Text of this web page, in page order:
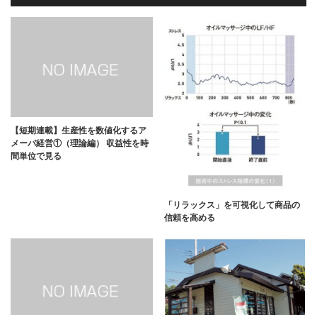
【短期連載】生産性を数値化するア
メーバ経営①（理論編） 収益性を時
間単位で見る
「リラックス」を可視化して商品の
信頼を高める